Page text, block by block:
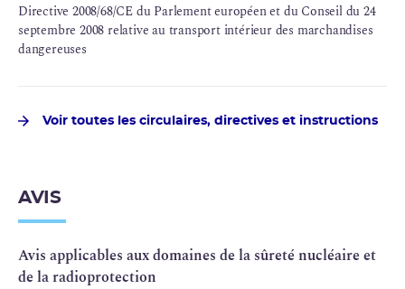
Directive 2008/68/CE du Parlement européen et du Conseil du 24
septembre 2008 relative au transport intérieur des marchandises
dangereuses
Voir toutes les circulaires, directives et instructions
AVIS
Avis applicables aux domaines de la sûreté nucléaire et
de la radioprotection